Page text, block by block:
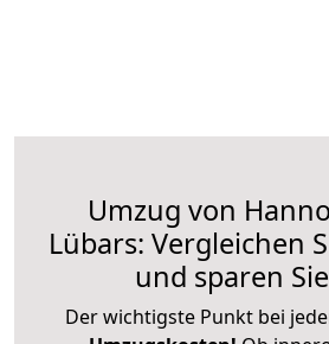
Umzug von
Lübars: Vergleichen
und sparen
Der wichtigste Punkt bei